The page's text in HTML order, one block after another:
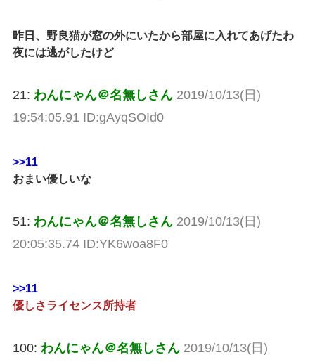
昨日、野良猫が窓の外にいたから部屋に入れてあげたわ
夜には逃がしたけど
21: わんにゃん＠名無しさん 2019/10/13(日)
19:54:05.91 ID:gAyqSOId0
>>11
おまい優しいな
51: わんにゃん＠名無しさん 2019/10/13(日)
20:05:35.74 ID:YK6woa8F0
>>11
優しさライセンス所持者
100: わんにゃん＠名無しさん 2019/10/13(日)